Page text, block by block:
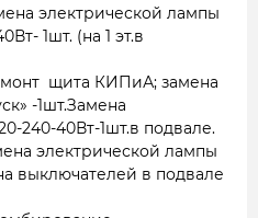
электрической лампы
1шт. (на 1 эт.в
щита КИПиА; замена
-1шт.Замена
240-40Вт-1шт.в подвале.
электрической лампы
выключателей в подвале